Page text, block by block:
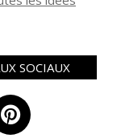
SOCIAUX